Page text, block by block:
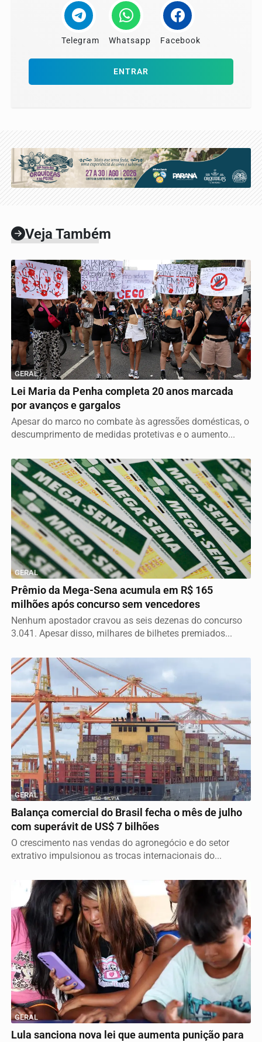
Telegram Whatsapp Facebook
ENTRAR
Veja Também
GERAL
Lei Maria da Penha completa 20 anos marcada
por avanços e gargalos
Apesar do marco no combate às agressões domésticas, o
descumprimento de medidas protetivas e o aumento...
GERAL
Prêmio da Mega-Sena acumula em R$ 165
milhões após concurso sem vencedores
Nenhum apostador cravou as seis dezenas do concurso
3.041. Apesar disso, milhares de bilhetes premiados...
GERAL
Balança comercial do Brasil fecha o mês de julho
com superávit de US$ 7 bilhões
O crescimento nas vendas do agronegócio e do setor
extrativo impulsionou as trocas internacionais do...
GERAL
Lula sanciona nova lei que aumenta punição para